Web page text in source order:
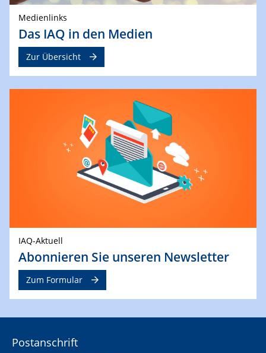
Medienlinks
Das IAQ in den Medien
Zur Übersicht
IAQ-Aktuell
Abonnieren Sie unseren Newsletter
Zum Formular
Postanschrift